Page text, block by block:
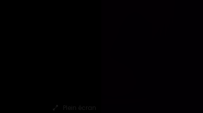
Plein écran